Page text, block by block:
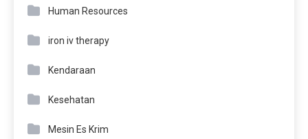
Human Resources
iron iv therapy
Kendaraan
Kesehatan
Mesin Es Krim